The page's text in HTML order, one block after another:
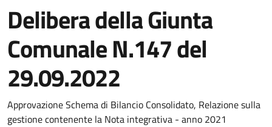
Delibera della Giunta
Comunale N.147 del
29.09.2022
Dettagli del documento
Approvazione Schema di Bilancio Consolidato, Relazione sulla
gestione contenente la Nota integrativa - anno 2021